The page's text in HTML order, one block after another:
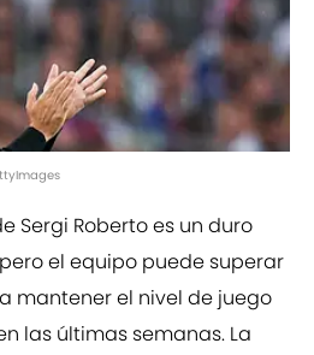
Sergi Roberto es un duro
el equipo puede superar
mantener el nivel de juego
las últimas semanas. La